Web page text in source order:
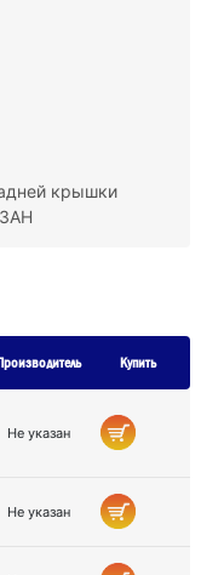
крышки
Купить
Не указан
Не указан